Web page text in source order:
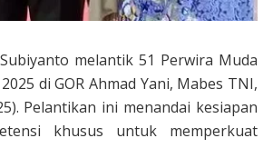
melantik 51 Perwira Muda
di GOR Ahmad Yani, Mabes TNI,
Pelantikan ini menandai kesiapan
khusus untuk memperkuat